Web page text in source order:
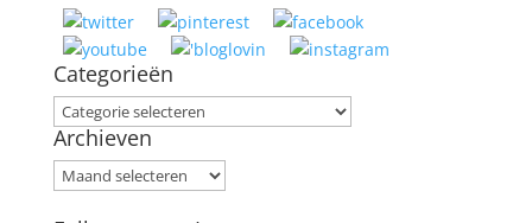
Categorieën
Categorieën
Archieven
Archieven